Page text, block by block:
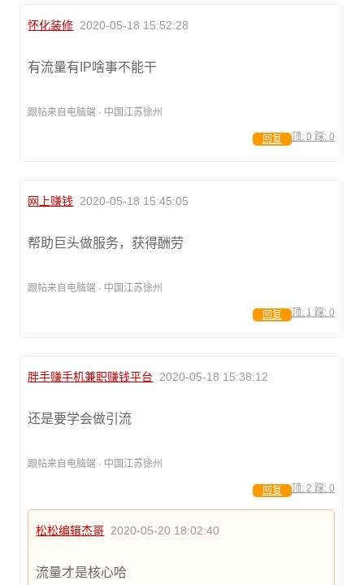
怀化装修 2020-05-18 15:52:28
有流量有IP啥事不能干
跟帖来自电脑端 · 中国江苏徐州
顶: 0 踩: 0
回复
网上赚钱 2020-05-18 15:45:05
帮助巨头做服务，获得酬劳
跟帖来自电脑端 · 中国江苏徐州
顶: 1 踩: 0
回复
胖手赚手机兼职赚钱平台 2020-05-18 15:38:12
还是要学会做引流
跟帖来自电脑端 · 中国江苏徐州
顶: 2 踩: 0
回复
松松编辑杰哥 2020-05-20 18:02:40
流量才是核心哈